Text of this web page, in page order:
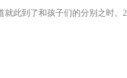
此到了和孩子们的分别之时。